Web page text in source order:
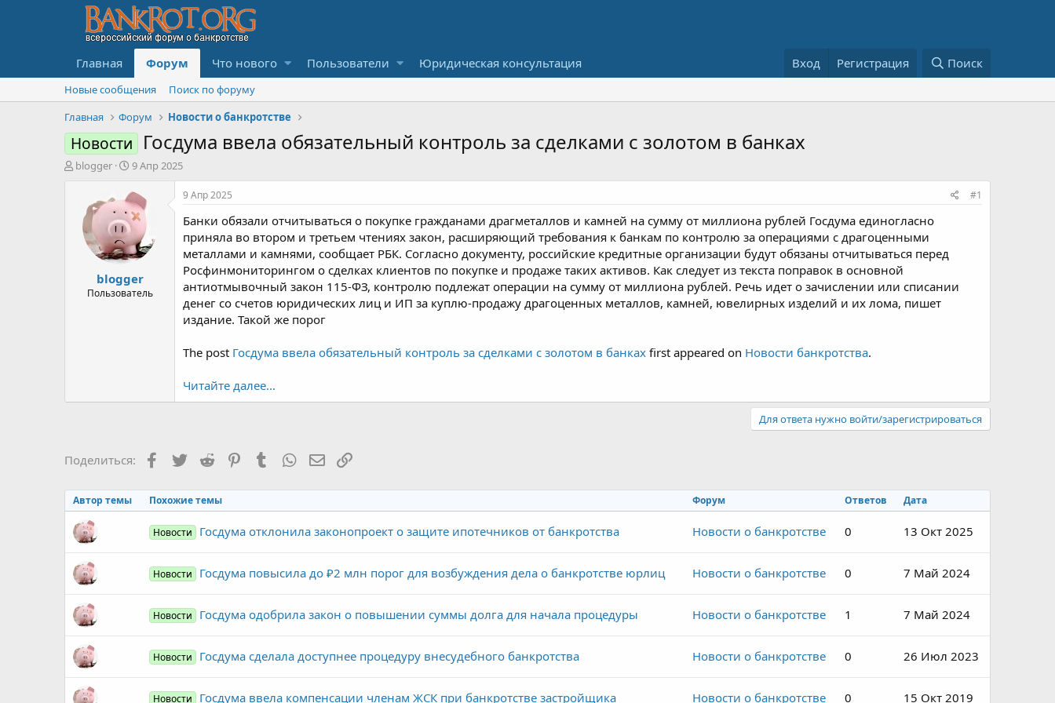
Главная Форум Что нового Пользователи Юридическая консультация Вход Регистрация Поиск
Новые сообщения
Поиск по форуму
Главная
Форум Новости о банкротстве
Новости Госдума ввела обязательный контроль за сделками с золотом в банках
А
blogger
Д
т
а
н
а
ч
а
л
а
9 Апр 2025
blogger
Пользователь
9 Апр 2025 #1
Банки обязали отчитываться о покупке гражданами драгметаллов и камней на сумму от миллиона рублей Госдума единогласно
приняла во втором и третьем чтениях закон, расширяющий требования к банкам по контролю за операциями с драгоценными
металлами и камнями, сообщает РБК. Согласно документу, российские кредитные организации будут обязаны отчитываться перед
Росфинмониторингом о сделках клиентов по покупке и продаже таких активов. Как следует из текста поправок в основной
антиотмывочный закон 115-ФЗ, контролю подлежат операции на сумму от миллиона рублей. Речь идет о зачислении или списании
денег со счетов юридических лиц и ИП за куплю-продажу драгоценных металлов, камней, ювелирных изделий и их лома, пишет
издание. Такой же порог
The post Госдума ввела обязательный контроль за сделками с золотом в банках first appeared on Новости банкротства.
Читайте далее...
Для ответа нужно войти/зарегистрироваться
Поделиться: Facebook
TwitterReddit PinterestTumblrWhatsAppЭлектронная почта
Ссылка
Автор темы Похожие темы Форум Ответов Дата
Новости Госдума отклонила законопроект о защите ипотечников от банкротства Новости о банкротстве 0 13 Окт 2025
Новости Госдума повысила до ₽2 млн порог для возбуждения дела о банкротстве юрлиц Новости о банкротстве 0 7 Май 2024
Новости Госдума одобрила закон о повышении суммы долга для начала процедуры Новости о банкротстве 1 7 Май 2024
Новости Госдума сделала доступнее процедуру внесудебного банкротства Новости о банкротстве 0 26 Июл 2023
Новости Госдума ввела компенсации членам ЖСК при банкротстве застройщика Новости о банкротстве 0 15 Окт 2019